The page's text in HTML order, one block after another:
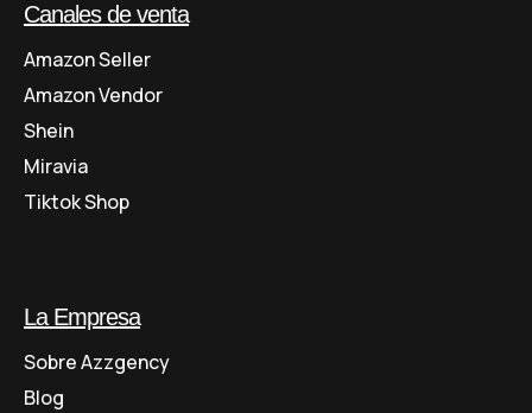
Canales de venta
Amazon Seller
Amazon Vendor
Shein
Miravia
Tiktok Shop
La Empresa
Sobre Azzgency
Blog